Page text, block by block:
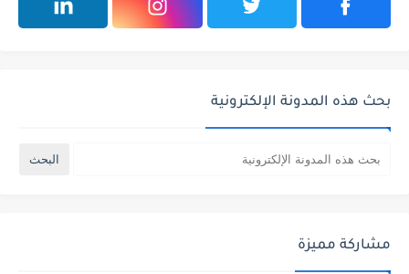
بحث هذه المدونة الإلكترونية
مشاركة مميزة